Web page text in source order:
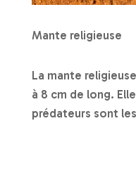
Mante religieuse
La mante
à 8 cm de long.
prédateurs sont